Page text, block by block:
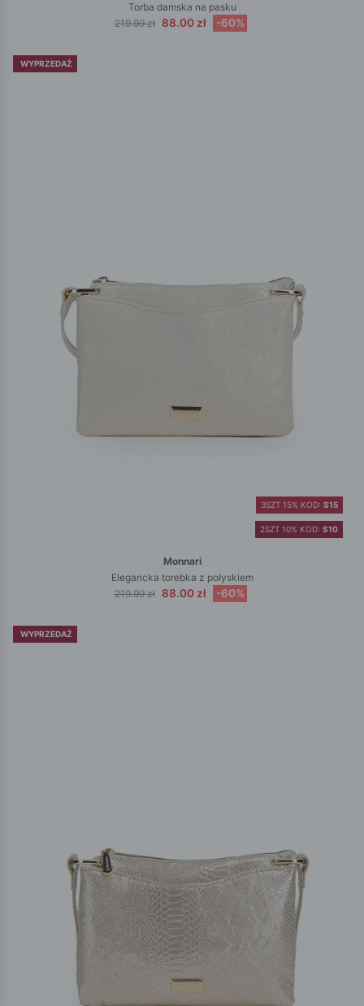
Torba damska na pasku
219.99 zł 88.00 zł -60%
WYPRZEDAŻ
2SZT 10% KOD: S10
3SZT 15% KOD: S15
Monnari
Elegancka torebka z połyskiem
219.99 zł 88.00 zł -60%
WYPRZEDAŻ